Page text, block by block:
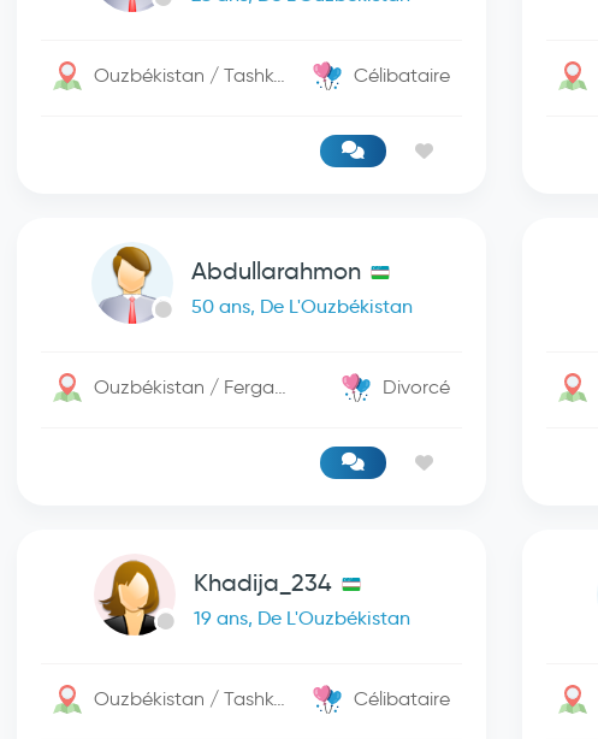
Ouzbékistan / Tashkent Célibataire
Abdullarahmon
50 ans, De L'Ouzbékistan
Ouzbékistan / Fergana Divorcé
Khadija_234
19 ans, De L'Ouzbékistan
Ouzbékistan / Tashkent Célibataire